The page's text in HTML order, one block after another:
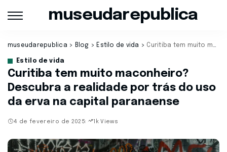
museudarepublica
museudarepublica > Blog > Estilo de vida > Curitiba tem muito maconheiro? Descubra a realidade por trás do uso da erva na capital paranaense
Estilo de vida
Curitiba tem muito maconheiro?
Descubra a realidade por trás do uso
da erva na capital paranaense
4 de fevereiro de 2025 1k Views